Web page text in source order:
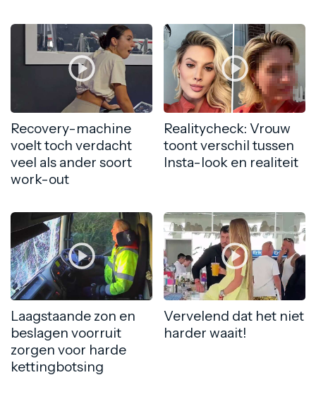
Recovery-machine
voelt toch verdacht
veel als ander soort
work-out
Realitycheck: Vrouw
toont verschil tussen
Insta-look en realiteit
Laagstaande zon en
beslagen voorruit
zorgen voor harde
kettingbotsing
Vervelend dat het niet
harder waait!